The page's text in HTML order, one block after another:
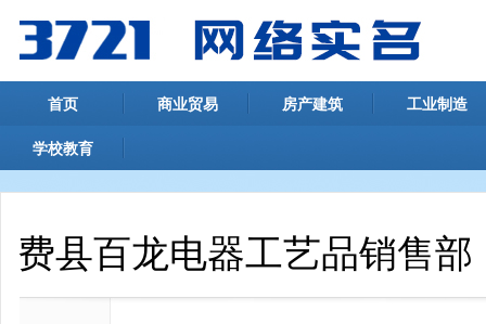
首页 商业贸易 房产建筑 工业制造
学校教育
费县百龙电器工艺品销售部